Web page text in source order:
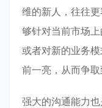
维的新人，往往
够针对当前市场
或者对新的业务
前一亮，从而争取
强大的沟通能力